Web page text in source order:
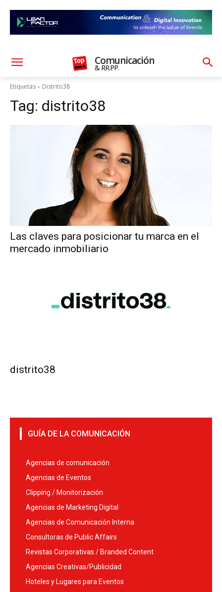
Comunicación
& RR.PP.
Etiquetas Distrito38
Tag: distrito38
Las claves para posicionar tu marca en el
mercado inmobiliario
distrito38
GUÍA DE LA COMUNICACIÓN
Agencias de comunicación
Agencias de Eventos
Clipping / Monitorización
Agencias de Marketing Digital
Agencias de Comunicación Interna
Consultoras de Public Affairs
Revistas Corporativas / Branded Content
Agencias Creativas/Publicidad
Hoteles y Lugares para Eventos